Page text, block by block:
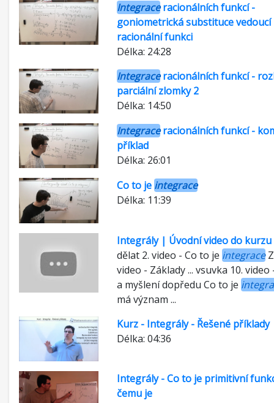
Integraceracionálních funkcí -
goniometrická substituce vedoucí
racionální funkci
Délka: 24:28
Integraceracionálních funkcí -
parciální zlomky 2
Délka: 14:50
Integraceracionálních funkcí -
příklad
Délka: 26:01
Co to je integrace
Délka: 11:39
Integrály | Úvodní video do kurzu
dělat 2. video - Co to je integrace
video - Základy ... vsuvka 10.
a myšlení dopředu Co to je
má význam ...
Kurz - Integrály - Řešené příklady
Délka: 04:36
Integrály - Co to je primitivní
čemu je